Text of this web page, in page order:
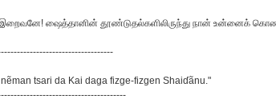
இறைவனே! ஷைத்தானின் தூண்டுதல்களிலிருந்து நான் உன்னைக்
tsari da Kai daga fizge-fizgen Shaiɗãnu."